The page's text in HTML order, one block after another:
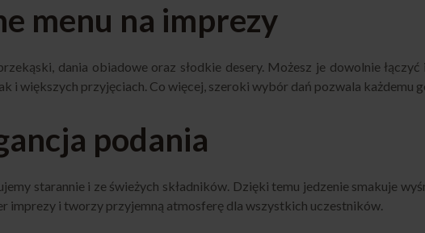
menu na imprezy
dania obiadowe oraz słodkie desery. Możesz je dowolnie
i większych przyjęciach. Co więcej, szeroki wybór dań pozwala każdemu
podania
starannie i ze świeżych składników. Dzięki temu jedzenie smakuje
imprezy i tworzy przyjemną atmosferę dla wszystkich uczestników.